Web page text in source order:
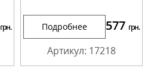
грн. Подробнее 577 грн.
Артикул: 17218